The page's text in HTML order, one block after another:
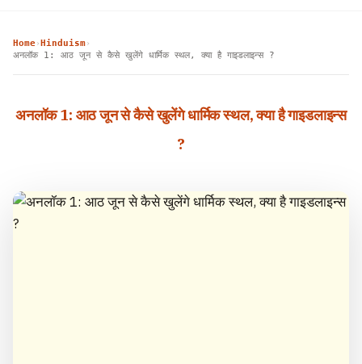
Home› Hinduism›
अनलॉक 1: आठ जून से कैसे खुलेंगे धार्मिक स्थल, क्या है गाइडलाइन्स ?
अनलॉक 1: आठ जून से कैसे खुलेंगे धार्मिक स्थल, क्या है गाइडलाइन्स
?